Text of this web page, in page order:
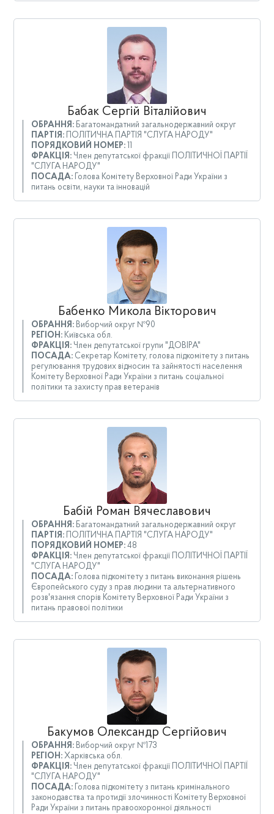
Бабак Сергій Віталійович
ОБРАННЯ:Багатомандатний загальнодержавний округ
ПАРТІЯ:ПОЛІТИЧНА ПАРТІЯ "СЛУГА НАРОДУ"
ПОРЯДКОВИЙ НОМЕР:11
ФРАКЦІЯ:Член депутатської фракції ПОЛІТИЧНОЇ ПАРТІЇ
"СЛУГА НАРОДУ"
ПОСАДА:Голова Комітету Верховної Ради України з
питань освіти, науки та інновацій
Бабенко Микола Вікторович
ОБРАННЯ:Виборчий округ №90
РЕГІОН:Київська обл.
ФРАКЦІЯ:Член депутатської групи "ДОВІРА"
ПОСАДА:Секретар Комітету, голова підкомітету з питань
регулювання трудових відносин та зайнятості населення
Комітету Верховної Ради України з питань соціальної
політики та захисту прав ветеранів
Бабій Роман Вячеславович
ОБРАННЯ:Багатомандатний загальнодержавний округ
ПАРТІЯ:ПОЛІТИЧНА ПАРТІЯ "СЛУГА НАРОДУ"
ПОРЯДКОВИЙ НОМЕР:48
ФРАКЦІЯ:Член депутатської фракції ПОЛІТИЧНОЇ ПАРТІЇ
"СЛУГА НАРОДУ"
ПОСАДА:Голова підкомітету з питань виконання рішень
Європейського суду з прав людини та альтернативного
розв'язання спорів Комітету Верховної Ради України з
питань правової політики
Бакумов Олександр Сергійович
ОБРАННЯ:Виборчий округ №173
РЕГІОН:Харківська обл.
ФРАКЦІЯ:Член депутатської фракції ПОЛІТИЧНОЇ ПАРТІЇ
"СЛУГА НАРОДУ"
ПОСАДА:Голова підкомітету з питань кримінального
законодавства та протидії злочинності Комітету Верховної
Ради України з питань правоохоронної діяльності